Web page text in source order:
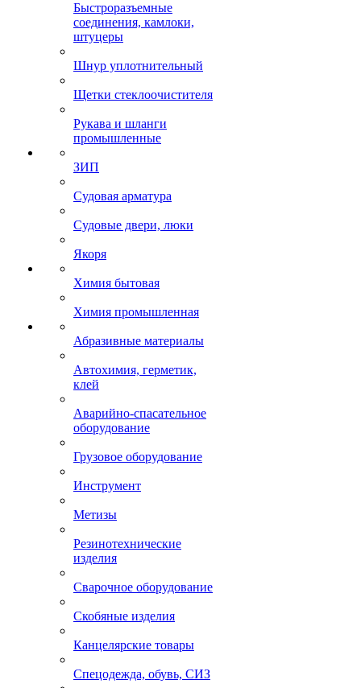
Быстроразъемные
соединения, камлоки,
штуцеры
Шнур уплотнительный
Щетки стеклоочистителя
Рукава и шланги
промышленные
ЗИП
Судовая арматура
Судовые двери, люки
Якоря
Химия бытовая
Химия промышленная
Абразивные материалы
Автохимия, герметик,
клей
Аварийно-спасательное
оборудование
Грузовое оборудование
Инструмент
Метизы
Резинотехнические
изделия
Сварочное оборудование
Скобяные изделия
Канцелярские товары
Спецодежда, обувь, СИЗ